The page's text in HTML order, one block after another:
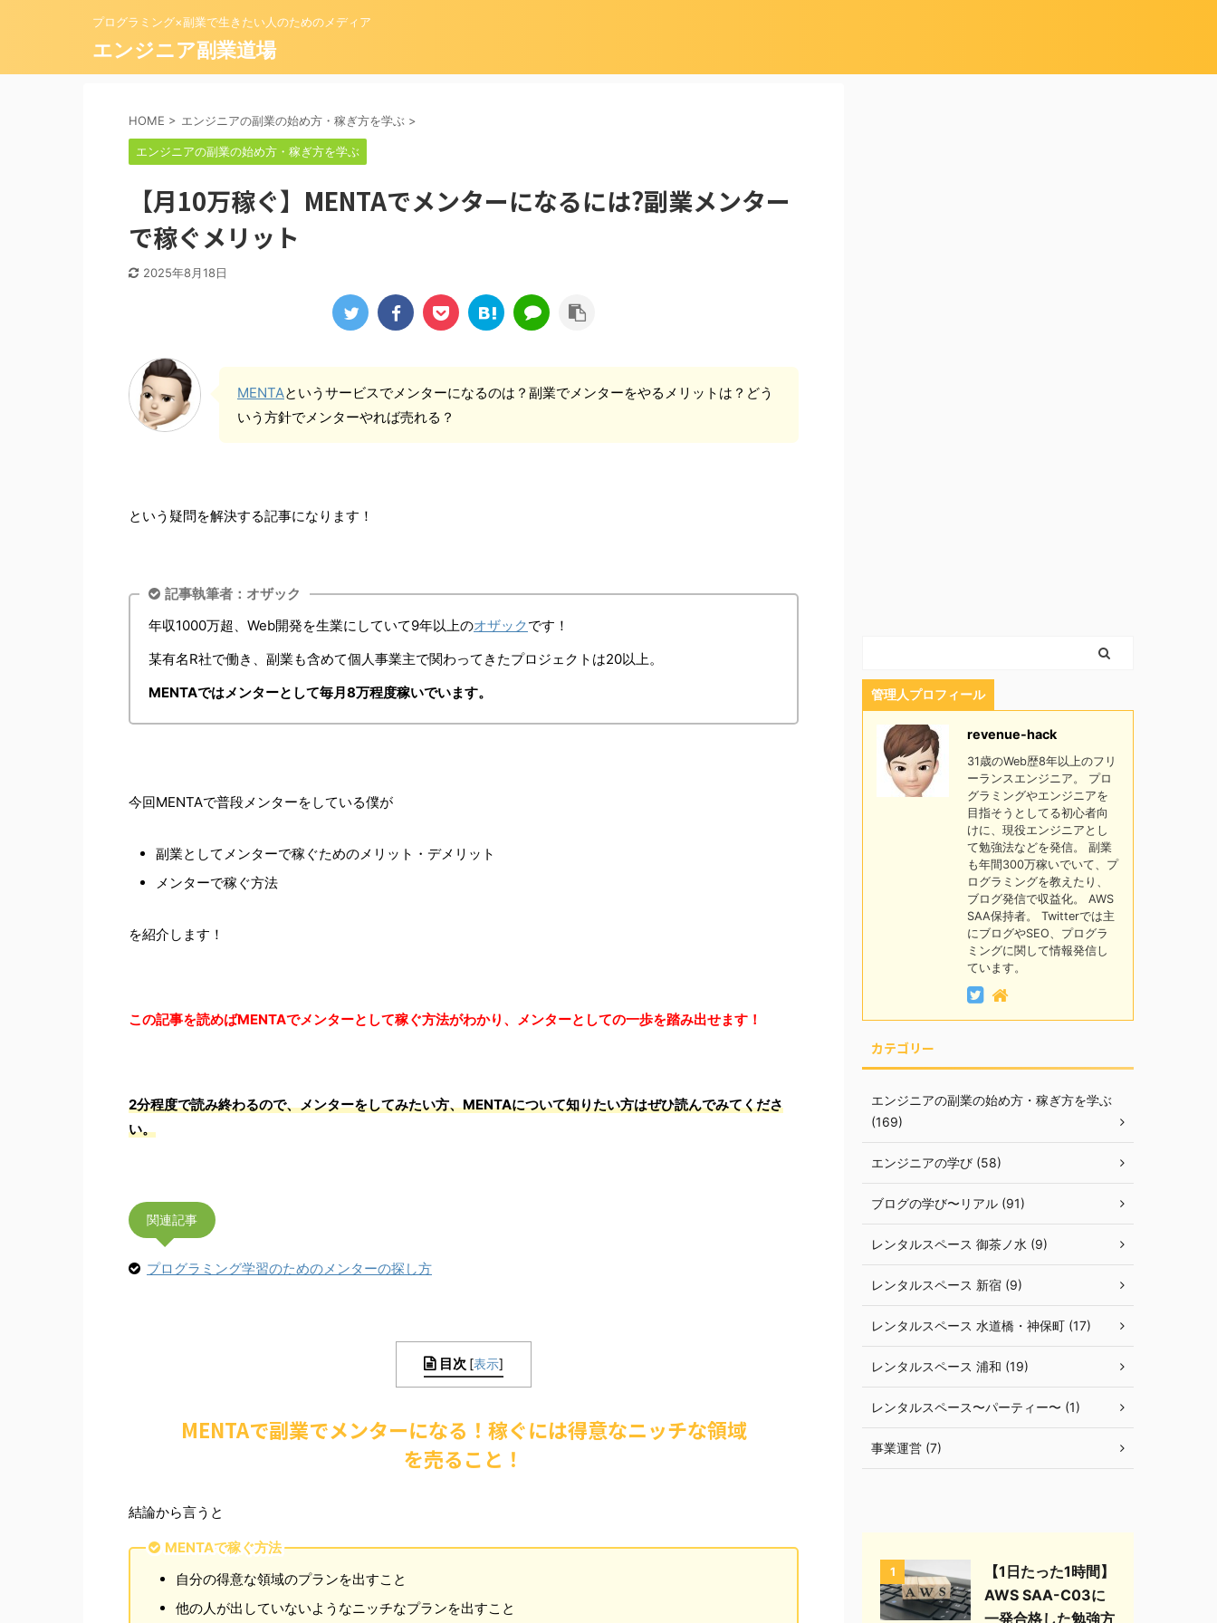
プログラミング×副業で生きたい人のためのメディア
エンジニア副業道場
HOME > エンジニアの副業の始め方・稼ぎ方を学ぶ >
エンジニアの副業の始め方・稼ぎ方を学ぶ
【月10万稼ぐ】MENTAでメンターになるには?副業メンター
で稼ぐメリット
2025年8月18日
MENTAというサービスでメンターになるのは？副業でメンターをやるメリットは？どう
いう方針でメンターやれば売れる？
という疑問を解決する記事になります！
記事執筆者：オザック
年収1000万超、Web開発を生業にしていて9年以上のオザックです！
某有名R社で働き、副業も含めて個人事業主で関わってきたプロジェクトは20以上。
MENTAではメンターとして毎月8万程度稼いでいます。
今回MENTAで普段メンターをしている僕が
副業としてメンターで稼ぐためのメリット・デメリット
メンターで稼ぐ方法
を紹介します！
この記事を読めばMENTAでメンターとして稼ぐ方法がわかり、メンターとしての一歩を踏み出せます！
2分程度で読み終わるので、メンターをしてみたい方、MENTAについて知りたい方はぜひ読んでみてくださ
い。
関連記事
プログラミング学習のためのメンターの探し方
目次 [表示]
MENTAで副業でメンターになる！稼ぐには得意なニッチな領域
を売ること！
結論から言うと
MENTAで稼ぐ方法
自分の得意な領域のプランを出すこと
他の人が出していないようなニッチなプランを出すこと
管理人プロフィール
revenue-hack
31歳のWeb歴8年以上のフリ
ーランスエンジニア。 プロ
グラミングやエンジニアを
目指そうとしてる初心者向
けに、現役エンジニアとし
て勉強法などを発信。 副業
も年間300万稼いでいて、プ
ログラミングを教えたり、
ブログ発信で収益化。 AWS
SAA保持者。 Twitterでは主
にブログやSEO、プログラ
ミングに関して情報発信し
ています。
カテゴリー
エンジニアの副業の始め方・稼ぎ方を学ぶ
(169)
エンジニアの学び (58)
ブログの学び〜リアル (91)
レンタルスペース 御茶ノ水 (9)
レンタルスペース 新宿 (9)
レンタルスペース 水道橋・神保町 (17)
レンタルスペース 浦和 (19)
レンタルスペース〜パーティー〜 (1)
事業運営 (7)
1
【1日たった1時間】
AWS SAA-C03に
一発合格した勉強方